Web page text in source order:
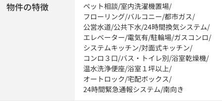
物件の特徴 ペット相談/室内洗濯機置場/
フローリング/バルコニー/都市ガス/
公営水道/公共下水/24時間換気システム/
エレベーター/電気有/駐輪場/ガスコンロ/
システムキッチン/対面式キッチン/
コンロ３口/バス・トイレ別/浴室乾燥機/
温水洗浄便座/浴室１坪以上/
オートロック/宅配ボックス/
24時間緊急通報システム/南向き